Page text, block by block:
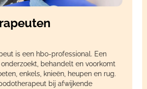
is een hbo-professional. Een
behandelt en voorkomt
enkels, knieën, heupen en rug.
bij afwijkende